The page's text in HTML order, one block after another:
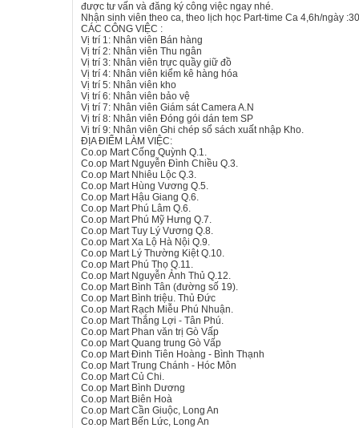
được tư vấn và đăng ký công việc ngay nhé.
Nhận sinh viên theo ca, theo lịch học Part-time Ca 4,6h/ngày
CÁC CÔNG VIỆC :
Vị trí 1: Nhân viên Bán hàng
Vị trí 2: Nhân viên Thu ngân
Vị trí 3: Nhân viên trực quầy giữ đồ
Vị trí 4: Nhân viên kiểm kê hàng hóa
Vị trí 5: Nhân viên kho
Vị trí 6: Nhân viên bảo vệ
Vị trí 7: Nhân viên Giám sát Camera A.N
Vị trí 8: Nhân viên Đóng gói dán tem SP
Vị trí 9: Nhân viên Ghi chép sổ sách xuất nhập Kho.
ĐỊA ĐIỂM LÀM VIỆC:
Co.op Mart Cống Quỳnh Q.1.
Co.op Mart Nguyễn Đình Chiều Q.3.
Co.op Mart Nhiêu Lộc Q.3.
Co.op Mart Hùng Vương Q.5.
Co.op Mart Hậu Giang Q.6.
Co.op Mart Phú Lâm Q.6.
Co.op Mart Phú Mỹ Hưng Q.7.
Co.op Mart Tuy Lý Vương Q.8.
Co.op Mart Xa Lộ Hà Nội Q.9.
Co.op Mart Lý Thường Kiệt Q.10.
Co.op Mart Phú Thọ Q.11.
Co.op Mart Nguyễn Ảnh Thủ Q.12.
Co.op Mart Bình Tân (đường số 19).
Co.op Mart Bình triệu. Thủ Đức
Co.op Mart Rạch Miễu Phú Nhuận.
Co.op Mart Thắng Lợi - Tân Phú.
Co.op Mart Phan văn trị Gò Vấp
Co.op Mart Quang trung Gò Vấp
Co.op Mart Đinh Tiên Hoàng - Bình Thạnh
Co.op Mart Trung Chánh - Hóc Môn
Co.op Mart Củ Chi.
Co.op Mart Bình Dương
Co.op Mart Biên Hoà
Co.op Mart Cần Giuộc, Long An
Co.op Mart Bến Lức, Long An